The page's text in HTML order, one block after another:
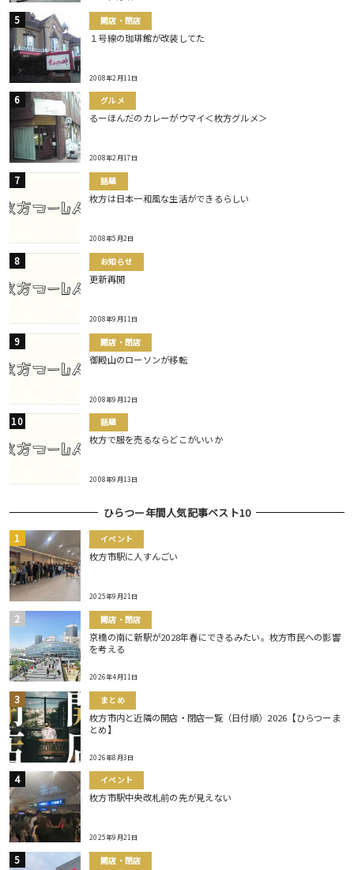
開店・閉店
１号線の珈琲館が改装してた
2008年2月11日
グルメ
るーほんだのカレーがウマイ＜枚方グルメ＞
2008年2月17日
話題
枚方は日本一和風な生活ができるらしい
2008年5月2日
お知らせ
更新再開
2008年9月11日
開店・閉店
御殿山のローソンが移転
2008年9月12日
話題
枚方で服を売るならどこがいいか
2008年9月13日
ひらつー年間人気記事ベスト10
イベント
枚方市駅に人すんごい
2025年9月21日
開店・閉店
京橋の南に新駅が2028年春にできるみたい。枚方市民への影響
を考える
2026年4月11日
まとめ
枚方市内と近隣の開店・閉店一覧（日付順）2026【ひらつーま
とめ】
2026年8月3日
イベント
枚方市駅中央改札前の先が見えない
2025年9月21日
開店・閉店